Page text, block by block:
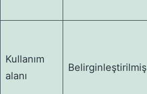
Kullanım
alanı
Belirginleştirilmiş